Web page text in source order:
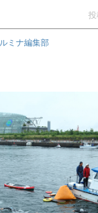
投
ルミナ編集部